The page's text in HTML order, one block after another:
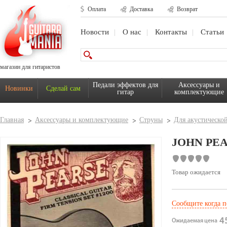
магазин для гитаристов
Оплата Доставка Возврат
Новости О нас Контакты Статьи
Новинки Сделай сам
Педали эффектов для
гитар
Аксессуары и
комплектующие
Главная Аксессуары и комплектующие Струны Для
JOHN
Товар ожидается
Сообщите когда
Ожидаемая цена